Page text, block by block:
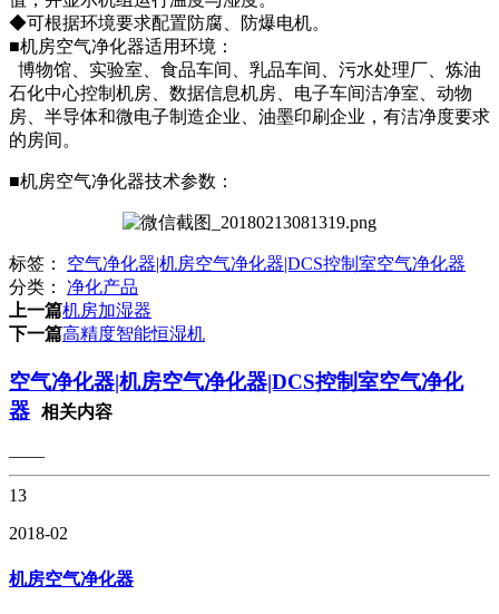
◆可根据环境要求配置防腐、防爆电机。
■机房空气净化器适用环境：
博物馆、实验室、食品车间、乳品车间、污水处理厂、炼油
石化中心控制机房、数据信息机房、电子车间洁净室、动物
房、半导体和微电子制造企业、油墨印刷企业，有洁净度要求
的房间。
■机房空气净化器技术参数：
标签： 空气净化器|机房空气净化器|DCS控制室空气净化器
分类： 净化产品
上一篇机房加湿器
下一篇高精度智能恒湿机
空气净化器|机房空气净化器|DCS控制室空气净化
器 相关内容
——
13
2018-02
机房空气净化器